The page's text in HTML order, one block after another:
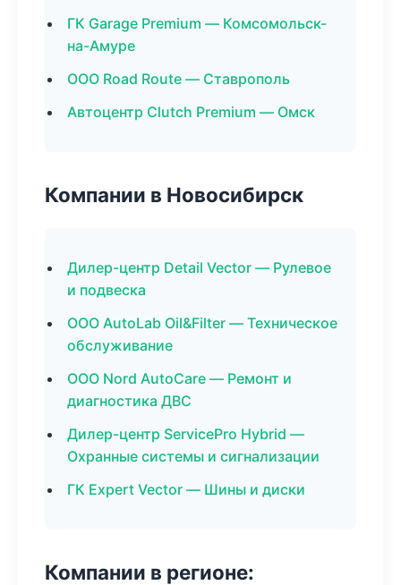
ГК Garage Premium — Комсомольск-
на-Амуре
ООО Road Route — Ставрополь
Автоцентр Clutch Premium — Омск
Компании в Новосибирск
Дилер-центр Detail Vector — Рулевое
и подвеска
ООО AutoLab Oil&Filter — Техническое
обслуживание
ООО Nord AutoCare — Ремонт и
диагностика ДВС
Дилер-центр ServicePro Hybrid —
Охранные системы и сигнализации
ГК Expert Vector — Шины и диски
Компании в регионе: